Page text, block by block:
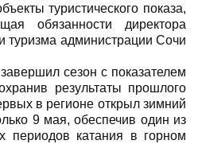
туристического показа,
обязанности директора
туризма администрации Сочи
сезон с показателем
результаты прошлого
в регионе открыл зимний
9 мая, обеспечив один из
периодов катания в горном